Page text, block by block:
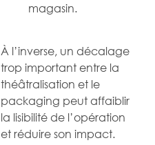
magasin.
À l’inverse, un décalage
trop important entre la
théâtralisation et le
packaging peut affaiblir
la lisibilité de l’opération
et réduire son impact.